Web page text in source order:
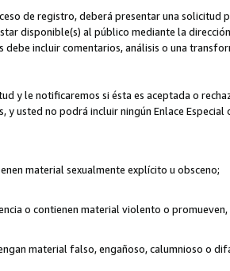
de registro, deberá presentar una solicitud
disponible(s) al público mediante la
debe incluir comentarios, análisis o una
y le notificaremos si ésta es aceptada o
y usted no podrá incluir ningún Enlace
material sexualmente explícito u obsceno;
o contienen material violento o
material falso, engañoso, calumnioso o